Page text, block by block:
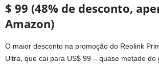
$ 99 (48% de desconto,
Amazon)
O maior desconto na promoção do Reolink
Ultra, que cai para US$ 99 – quase metade